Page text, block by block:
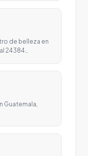
de belleza en
24384…
Guatemala,